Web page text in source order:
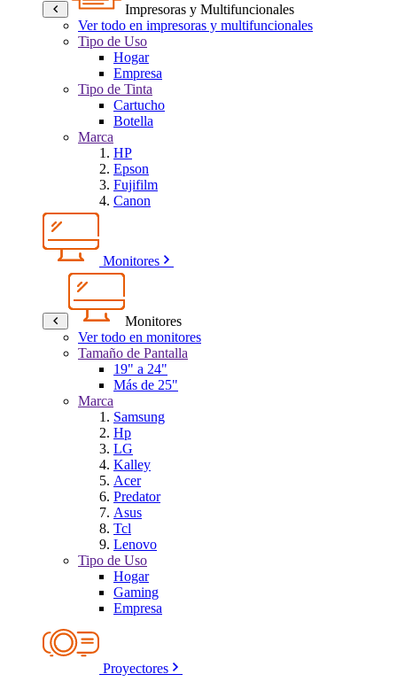
Impresoras y Multifuncionales
Ver todo en impresoras y multifuncionales
Tipo de Uso
Hogar
Empresa
Tipo de Tinta
Cartucho
Botella
Marca
HP
Epson
Fujifilm
Canon
Monitores
Monitores
Ver todo en monitores
Tamaño de Pantalla
19" a 24"
Más de 25"
Marca
Samsung
Hp
LG
Kalley
Acer
Predator
Asus
Tcl
Lenovo
Tipo de Uso
Hogar
Gaming
Empresa
Proyectores